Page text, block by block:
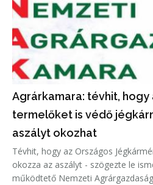
Agrárkamara: tévhit,
termelőket is védő
aszályt okozhat
Tévhit, hogy az Országos
okozza az aszályt - szögezte le
működtető Nemzeti